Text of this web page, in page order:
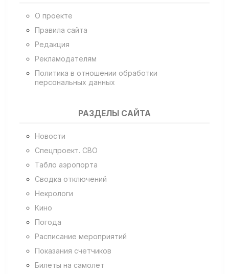
О проекте
Правила сайта
Редакция
Рекламодателям
Политика в отношении обработки
персональных данных
РАЗДЕЛЫ САЙТА
Новости
Спецпроект. СВО
Табло аэропорта
Сводка отключений
Некрологи
Кино
Погода
Расписание мероприятий
Показания счетчиков
Билеты на самолет